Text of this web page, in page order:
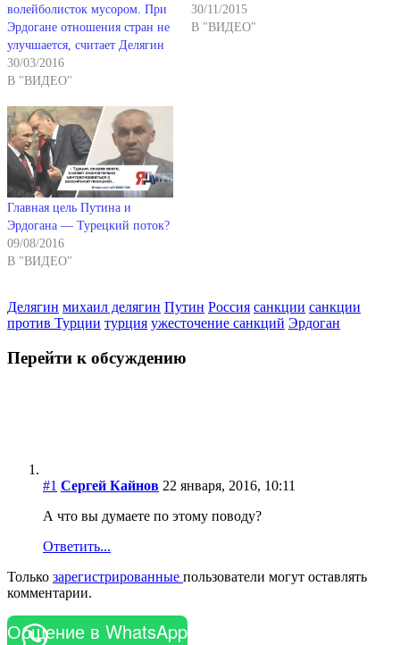
волейболисток мусором. При
Эрдогане отношения стран не
улучшается, считает Делягин
30/03/2016
В "ВИДЕО"
30/11/2015
В "ВИДЕО"
Главная цель Путина и
Эрдогана — Турецкий поток?
09/08/2016
В "ВИДЕО"
Делягин михаил делягин Путин Россия санкции санкции
против Турции турция ужесточение санкций Эрдоган
Перейти к обсуждению
#1 Сергей Кайнов 22 января, 2016, 10:11
А что вы думаете по этому поводу?
Ответить...
Только зарегистрированные пользователи могут оставлять
комментарии.
Общение в WhatsApp